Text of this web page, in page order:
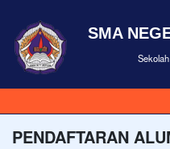
SMA
PENDAFTARAN